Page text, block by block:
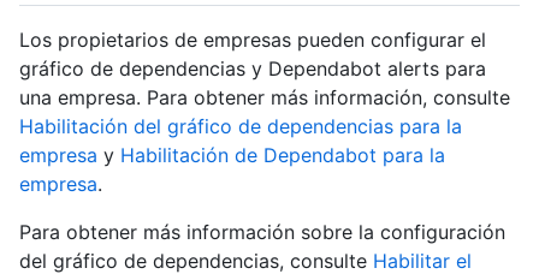
Los propietarios de empresas pueden configurar el
gráfico de dependencias y Dependabot alerts para
una empresa. Para obtener más información, consulte
Habilitación del gráfico de dependencias para la
empresa y Habilitación de Dependabot para la
empresa.
Para obtener más información sobre la configuración
del gráfico de dependencias, consulte Habilitar el